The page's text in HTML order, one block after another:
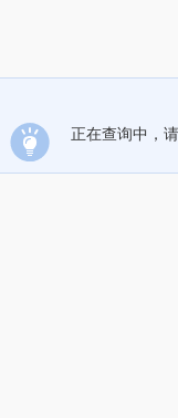
正在查询中，